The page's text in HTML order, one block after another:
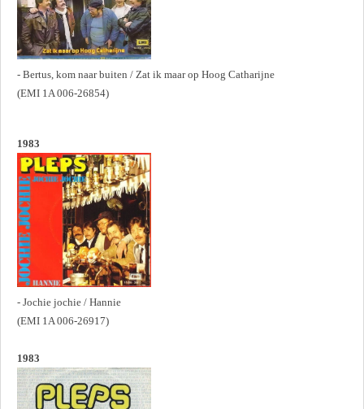
- Bertus, kom naar buiten / Zat ik maar op Hoog Catharijne
(EMI 1A 006-26854)
1983
- Jochie jochie / Hannie
(EMI 1A 006-26917)
1983